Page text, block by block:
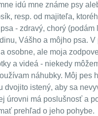
idú mne známe psy
resp. od majiteľa,
- zdravý, chorý
Vášho a môjho psa.
osobne, ale moja
a videá - niekedy
náhubky. Môj pes
dvojito istený, aby sa
úrovni má poslušnosť a
prehľad o jeho pohybe.